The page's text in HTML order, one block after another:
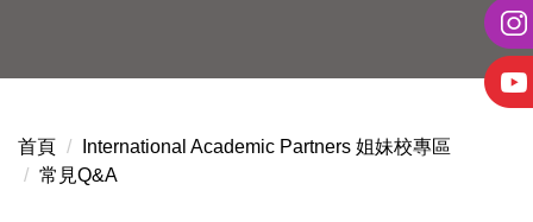
首頁
International Academic Partners 姐妹校專區
常見Q&A